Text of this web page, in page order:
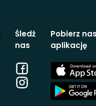
Śledź
nas
Facebook
Instagram
Pobierz
aplikację
App
Store
App
Store